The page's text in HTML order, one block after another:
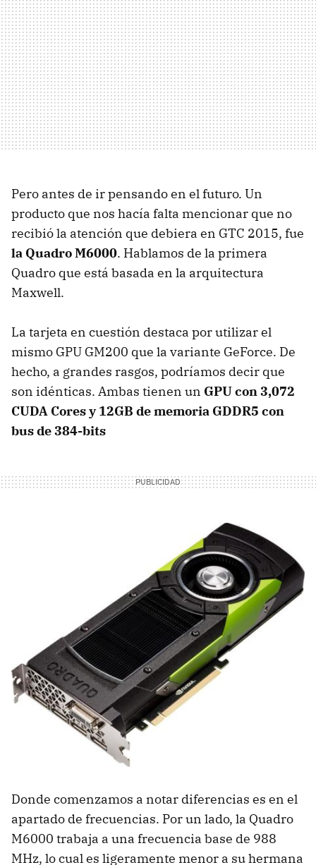
Pero antes de ir pensando en el futuro. Un
producto que nos hacía falta mencionar que no
recibió la atención que debiera en GTC 2015, fue
la Quadro M6000. Hablamos de la primera
Quadro que está basada en la arquitectura
Maxwell.
La tarjeta en cuestión destaca por utilizar el
mismo GPU GM200 que la variante GeForce. De
hecho, a grandes rasgos, podríamos decir que
son idénticas. Ambas tienen un GPU con 3,072
CUDA Cores y 12GB de memoria GDDR5 con
bus de 384-bits
Donde comenzamos a notar diferencias es en el
apartado de frecuencias. Por un lado, la Quadro
M6000 trabaja a una frecuencia base de 988
MHz, lo cual es ligeramente menor a su hermana